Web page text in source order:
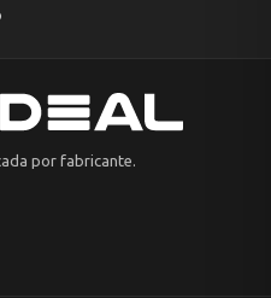
por fabricante.